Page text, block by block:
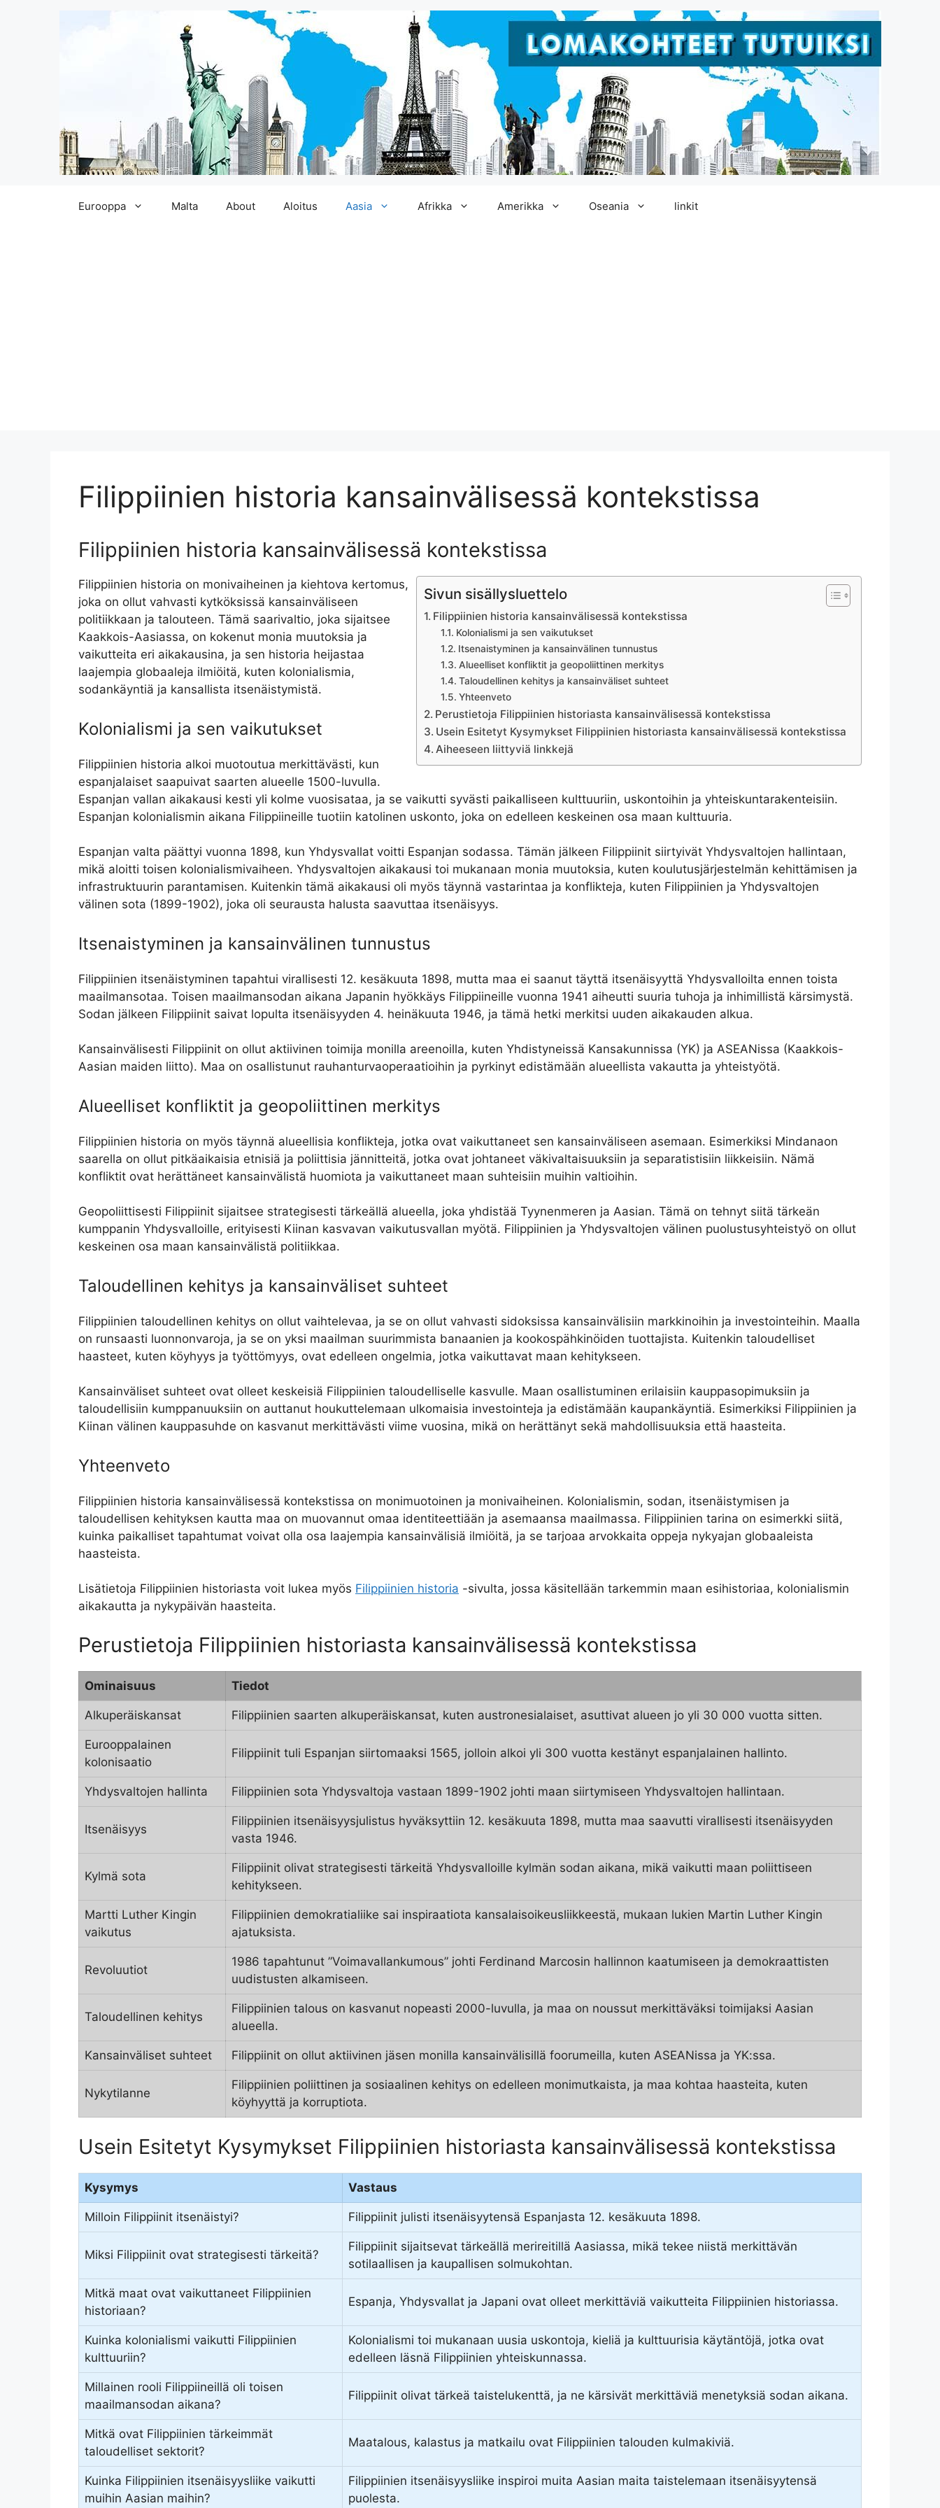
Eurooppa Malta About Aloitus Aasia Afrikka Amerikka Oseania linkit
Filippiinien historia kansainvälisessä kontekstissa
Filippiinien historia kansainvälisessä kontekstissa
Sivun sisällysluettelo
Filippiinien historia kansainvälisessä kontekstissa
Kolonialismi ja sen vaikutukset
Itsenaistyminen ja kansainvälinen tunnustus
Alueelliset konfliktit ja geopoliittinen merkitys
Taloudellinen kehitys ja kansainväliset suhteet
Yhteenveto
Perustietoja Filippiinien historiasta kansainvälisessä kontekstissa
Usein Esitetyt Kysymykset Filippiinien historiasta kansainvälisessä kontekstissa
Aiheeseen liittyviä linkkejä
Filippiinien historia on monivaiheinen ja kiehtova kertomus,
joka on ollut vahvasti kytköksissä kansainväliseen
politiikkaan ja talouteen. Tämä saarivaltio, joka sijaitsee
Kaakkois-Aasiassa, on kokenut monia muutoksia ja
vaikutteita eri aikakausina, ja sen historia heijastaa
laajempia globaaleja ilmiöitä, kuten kolonialismia,
sodankäyntiä ja kansallista itsenäistymistä.
Kolonialismi ja sen vaikutukset
Filippiinien historia alkoi muotoutua merkittävästi, kun
espanjalaiset saapuivat saarten alueelle 1500-luvulla.
Espanjan vallan aikakausi kesti yli kolme vuosisataa, ja se vaikutti syvästi paikalliseen kulttuuriin, uskontoihin ja yhteiskuntarakenteisiin.
Espanjan kolonialismin aikana Filippiineille tuotiin katolinen uskonto, joka on edelleen keskeinen osa maan kulttuuria.
Espanjan valta päättyi vuonna 1898, kun Yhdysvallat voitti Espanjan sodassa. Tämän jälkeen Filippiinit siirtyivät Yhdysvaltojen hallintaan,
mikä aloitti toisen kolonialismivaiheen. Yhdysvaltojen aikakausi toi mukanaan monia muutoksia, kuten koulutusjärjestelmän kehittämisen ja
infrastruktuurin parantamisen. Kuitenkin tämä aikakausi oli myös täynnä vastarintaa ja konflikteja, kuten Filippiinien ja Yhdysvaltojen
välinen sota (1899-1902), joka oli seurausta halusta saavuttaa itsenäisyys.
Itsenaistyminen ja kansainvälinen tunnustus
Filippiinien itsenäistyminen tapahtui virallisesti 12. kesäkuuta 1898, mutta maa ei saanut täyttä itsenäisyyttä Yhdysvalloilta ennen toista
maailmansotaa. Toisen maailmansodan aikana Japanin hyökkäys Filippiineille vuonna 1941 aiheutti suuria tuhoja ja inhimillistä kärsimystä.
Sodan jälkeen Filippiinit saivat lopulta itsenäisyyden 4. heinäkuuta 1946, ja tämä hetki merkitsi uuden aikakauden alkua.
Kansainvälisesti Filippiinit on ollut aktiivinen toimija monilla areenoilla, kuten Yhdistyneissä Kansakunnissa (YK) ja ASEANissa (Kaakkois-
Aasian maiden liitto). Maa on osallistunut rauhanturvaoperaatioihin ja pyrkinyt edistämään alueellista vakautta ja yhteistyötä.
Alueelliset konfliktit ja geopoliittinen merkitys
Filippiinien historia on myös täynnä alueellisia konflikteja, jotka ovat vaikuttaneet sen kansainväliseen asemaan. Esimerkiksi Mindanaon
saarella on ollut pitkäaikaisia etnisiä ja poliittisia jännitteitä, jotka ovat johtaneet väkivaltaisuuksiin ja separatistisiin liikkeisiin. Nämä
konfliktit ovat herättäneet kansainvälistä huomiota ja vaikuttaneet maan suhteisiin muihin valtioihin.
Geopoliittisesti Filippiinit sijaitsee strategisesti tärkeällä alueella, joka yhdistää Tyynenmeren ja Aasian. Tämä on tehnyt siitä tärkeän
kumppanin Yhdysvalloille, erityisesti Kiinan kasvavan vaikutusvallan myötä. Filippiinien ja Yhdysvaltojen välinen puolustusyhteistyö on ollut
keskeinen osa maan kansainvälistä politiikkaa.
Taloudellinen kehitys ja kansainväliset suhteet
Filippiinien taloudellinen kehitys on ollut vaihtelevaa, ja se on ollut vahvasti sidoksissa kansainvälisiin markkinoihin ja investointeihin. Maalla
on runsaasti luonnonvaroja, ja se on yksi maailman suurimmista banaanien ja kookospähkinöiden tuottajista. Kuitenkin taloudelliset
haasteet, kuten köyhyys ja työttömyys, ovat edelleen ongelmia, jotka vaikuttavat maan kehitykseen.
Kansainväliset suhteet ovat olleet keskeisiä Filippiinien taloudelliselle kasvulle. Maan osallistuminen erilaisiin kauppasopimuksiin ja
taloudellisiin kumppanuuksiin on auttanut houkuttelemaan ulkomaisia investointeja ja edistämään kaupankäyntiä. Esimerkiksi Filippiinien ja
Kiinan välinen kauppasuhde on kasvanut merkittävästi viime vuosina, mikä on herättänyt sekä mahdollisuuksia että haasteita.
Yhteenveto
Filippiinien historia kansainvälisessä kontekstissa on monimuotoinen ja monivaiheinen. Kolonialismin, sodan, itsenäistymisen ja
taloudellisen kehityksen kautta maa on muovannut omaa identiteettiään ja asemaansa maailmassa. Filippiinien tarina on esimerkki siitä,
kuinka paikalliset tapahtumat voivat olla osa laajempia kansainvälisiä ilmiöitä, ja se tarjoaa arvokkaita oppeja nykyajan globaaleista
haasteista.
Lisätietoja Filippiinien historiasta voit lukea myös Filippiinien historia -sivulta, jossa käsitellään tarkemmin maan esihistoriaa, kolonialismin
aikakautta ja nykypäivän haasteita.
Perustietoja Filippiinien historiasta kansainvälisessä kontekstissa
Ominaisuus Tiedot
Alkuperäiskansat Filippiinien saarten alkuperäiskansat, kuten austronesialaiset, asuttivat alueen jo yli 30 000 vuotta sitten.
Eurooppalainen
kolonisaatio
Filippiinit tuli Espanjan siirtomaaksi 1565, jolloin alkoi yli 300 vuotta kestänyt espanjalainen hallinto.
Yhdysvaltojen hallinta Filippiinien sota Yhdysvaltoja vastaan 1899-1902 johti maan siirtymiseen Yhdysvaltojen hallintaan.
Itsenäisyys
Filippiinien itsenäisyysjulistus hyväksyttiin 12. kesäkuuta 1898, mutta maa saavutti virallisesti itsenäisyyden
vasta 1946.
Kylmä sota
Filippiinit olivat strategisesti tärkeitä Yhdysvalloille kylmän sodan aikana, mikä vaikutti maan poliittiseen
kehitykseen.
Martti Luther Kingin
vaikutus
Filippiinien demokratialiike sai inspiraatiota kansalaisoikeusliikkeestä, mukaan lukien Martin Luther Kingin
ajatuksista.
Revoluutiot
1986 tapahtunut ”Voimavallankumous” johti Ferdinand Marcosin hallinnon kaatumiseen ja demokraattisten
uudistusten alkamiseen.
Taloudellinen kehitys
Filippiinien talous on kasvanut nopeasti 2000-luvulla, ja maa on noussut merkittäväksi toimijaksi Aasian
alueella.
Kansainväliset suhteet Filippiinit on ollut aktiivinen jäsen monilla kansainvälisillä foorumeilla, kuten ASEANissa ja YK:ssa.
Nykytilanne
Filippiinien poliittinen ja sosiaalinen kehitys on edelleen monimutkaista, ja maa kohtaa haasteita, kuten
köyhyyttä ja korruptiota.
Usein Esitetyt Kysymykset Filippiinien historiasta kansainvälisessä kontekstissa
Kysymys Vastaus
Milloin Filippiinit itsenäistyi? Filippiinit julisti itsenäisyytensä Espanjasta 12. kesäkuuta 1898.
Miksi Filippiinit ovat strategisesti tärkeitä?
Filippiinit sijaitsevat tärkeällä merireitillä Aasiassa, mikä tekee niistä merkittävän
sotilaallisen ja kaupallisen solmukohtan.
Mitkä maat ovat vaikuttaneet Filippiinien
historiaan?
Espanja, Yhdysvallat ja Japani ovat olleet merkittäviä vaikutteita Filippiinien historiassa.
Kuinka kolonialismi vaikutti Filippiinien
kulttuuriin?
Kolonialismi toi mukanaan uusia uskontoja, kieliä ja kulttuurisia käytäntöjä, jotka ovat
edelleen läsnä Filippiinien yhteiskunnassa.
Millainen rooli Filippiineillä oli toisen
maailmansodan aikana?
Filippiinit olivat tärkeä taistelukenttä, ja ne kärsivät merkittäviä menetyksiä sodan aikana.
Mitkä ovat Filippiinien tärkeimmät
taloudelliset sektorit?
Maatalous, kalastus ja matkailu ovat Filippiinien talouden kulmakiviä.
Kuinka Filippiinien itsenäisyysliike vaikutti
muihin Aasian maihin?
Filippiinien itsenäisyysliike inspiroi muita Aasian maita taistelemaan itsenäisyytensä
puolesta.